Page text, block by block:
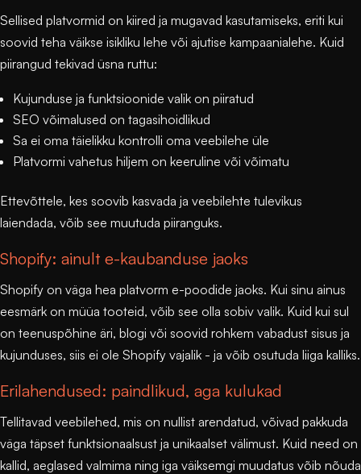
Sellised platvormid on kiired ja mugavad kasutamiseks, eriti kui
soovid teha väikse isikliku lehe või ajutise kampaanialehe. Kuid
piirangud tekivad üsna ruttu:
Kujunduse ja funktsioonide valik on piiratud
SEO võimalused on tagasihoidlikud
Sa ei oma täielikku kontrolli oma veebilehe üle
Platvormi vahetus hiljem on keeruline või võimatu
Ettevõttele, kes soovib kasvada ja veebilehte tulevikus
laiendada, võib see muutuda piiranguks.
Shopify: ainult e-kaubanduse jaoks
Shopify on väga hea platvorm e-poodide jaoks. Kui sinu ainus
eesmärk on müüa tooteid, võib see olla sobiv valik. Kuid kui sul
on teenuspõhine äri, blogi või soovid rohkem vabadust sisus ja
kujunduses, siis ei ole Shopify vajalik - ja võib osutuda liiga kalliks.
Erilahendused: paindlikud, aga kulukad
Tellitavad veebilehed, mis on nullist arendatud, võivad pakkuda
väga täpset funktsionaalsust ja unikaalset välimust. Kuid need on
kallid, aeglased valmima ning iga väiksemgi muudatus võib nõuda